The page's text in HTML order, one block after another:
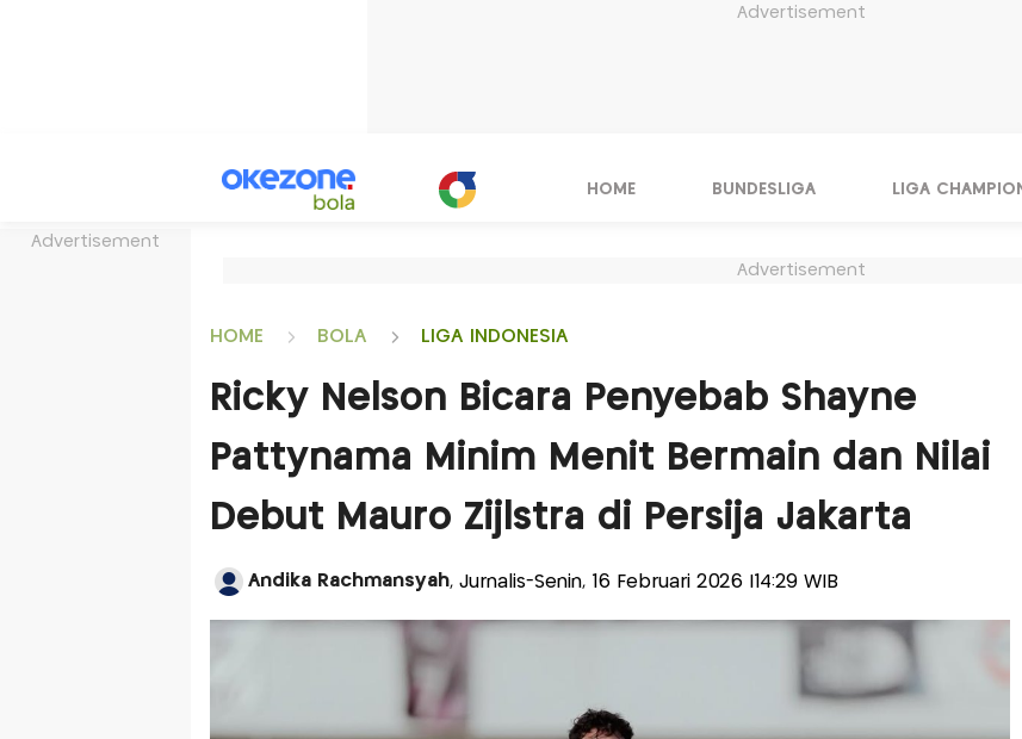
Advertisement
Advertisement
HOME BUNDESLIGA LIGA
Advertisement
HOME BOLA LIGA INDONESIA
Ricky Nelson Bicara Penyebab Shayne
Pattynama Minim Menit Bermain dan Nilai
Debut Mauro Zijlstra di Persija Jakarta
Andika Rachmansyah, Jurnalis-Senin, 16 Februari 2026 |14:29 WIB